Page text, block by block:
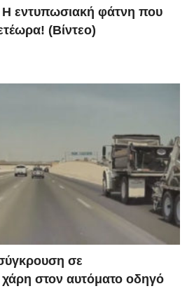
Η εντυπωσιακή φάτνη που
(Βίντεο)
σε
στον αυτόματο οδηγό